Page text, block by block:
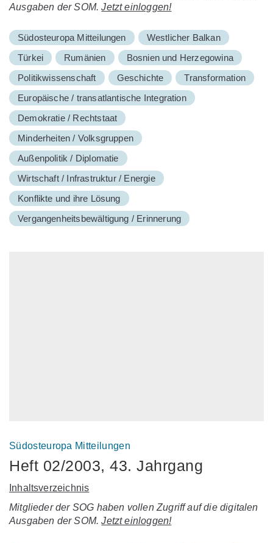
Ausgaben der SOM.Jetzt einloggen!
Südosteuropa Mitteilungen
Westlicher Balkan
Türkei
Rumänien
Bosnien und Herzegowina
Politikwissenschaft
Geschichte
Transformation
Europäische / transatlantische Integration
Demokratie / Rechtstaat
Minderheiten / Volksgruppen
Außenpolitik / Diplomatie
Wirtschaft / Infrastruktur / Energie
Konflikte und ihre Lösung
Vergangenheitsbewältigung / Erinnerung
Südosteuropa Mitteilungen
Heft 02/2003, 43. Jahrgang
Inhaltsverzeichnis
Mitglieder der SOG haben vollen Zugriff auf die digitalen
Ausgaben der SOM.Jetzt einloggen!